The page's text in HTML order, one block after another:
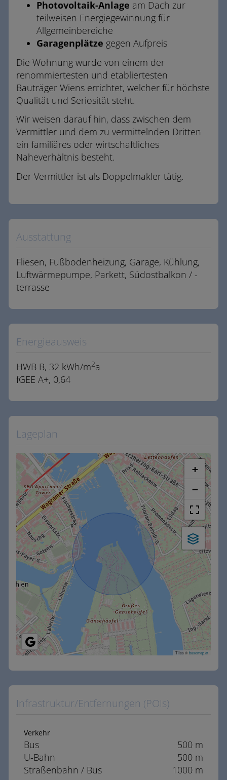
Photovoltaik-Anlage am Dach zur
teilweisen Energiegewinnung für
Allgemeinbereiche
Garagenplätze gegen Aufpreis
Die Wohnung wurde von einem der
renommiertesten und etabliertesten
Bauträger Wiens errichtet, welcher für höchste
Qualität und Seriosität steht.
Wir weisen darauf hin, dass zwischen dem
Vermittler und dem zu vermittelnden Dritten
ein familiäres oder wirtschaftliches
Naheverhältnis besteht.
Der Vermittler ist als Doppelmakler tätig.
Ausstattung
Fliesen Fußbodenheizung Garage Kühlung
Luftwärmepumpe Parkett Südostbalkon / -
terrasse
Energieausweis
HWB B, 32 kWh/m2a
fGEE A+, 0,64
Lageplan
+
−
Tiles ©basemap.at
Infrastruktur/Entfernungen (POIs)
Verkehr
Bus
500 m
U-Bahn
500 m
Straßenbahn / Bus
1000 m